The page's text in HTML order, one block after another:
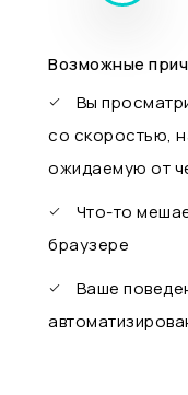
Возможные
Вы
со скоростью,
ожидаемую от
Что-то
браузере
Ваше